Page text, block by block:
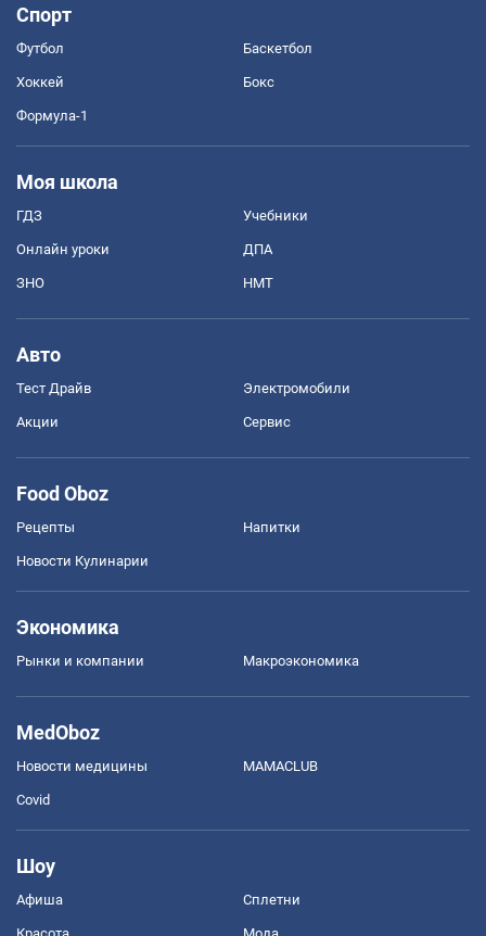
Спорт
Футбол Баскетбол
Хоккей Бокс
Формула-1
Моя школа
ГДЗ Учебники
Онлайн уроки ДПА
ЗНО НМТ
Авто
Тест Драйв Электромобили
Акции Сервис
Food Oboz
Рецепты Напитки
Новости Кулинарии
Экономика
Рынки и компании Mакроэкономика
MedOboz
Новости медицины MAMACLUB
Covid
Шоу
Афиша Сплетни